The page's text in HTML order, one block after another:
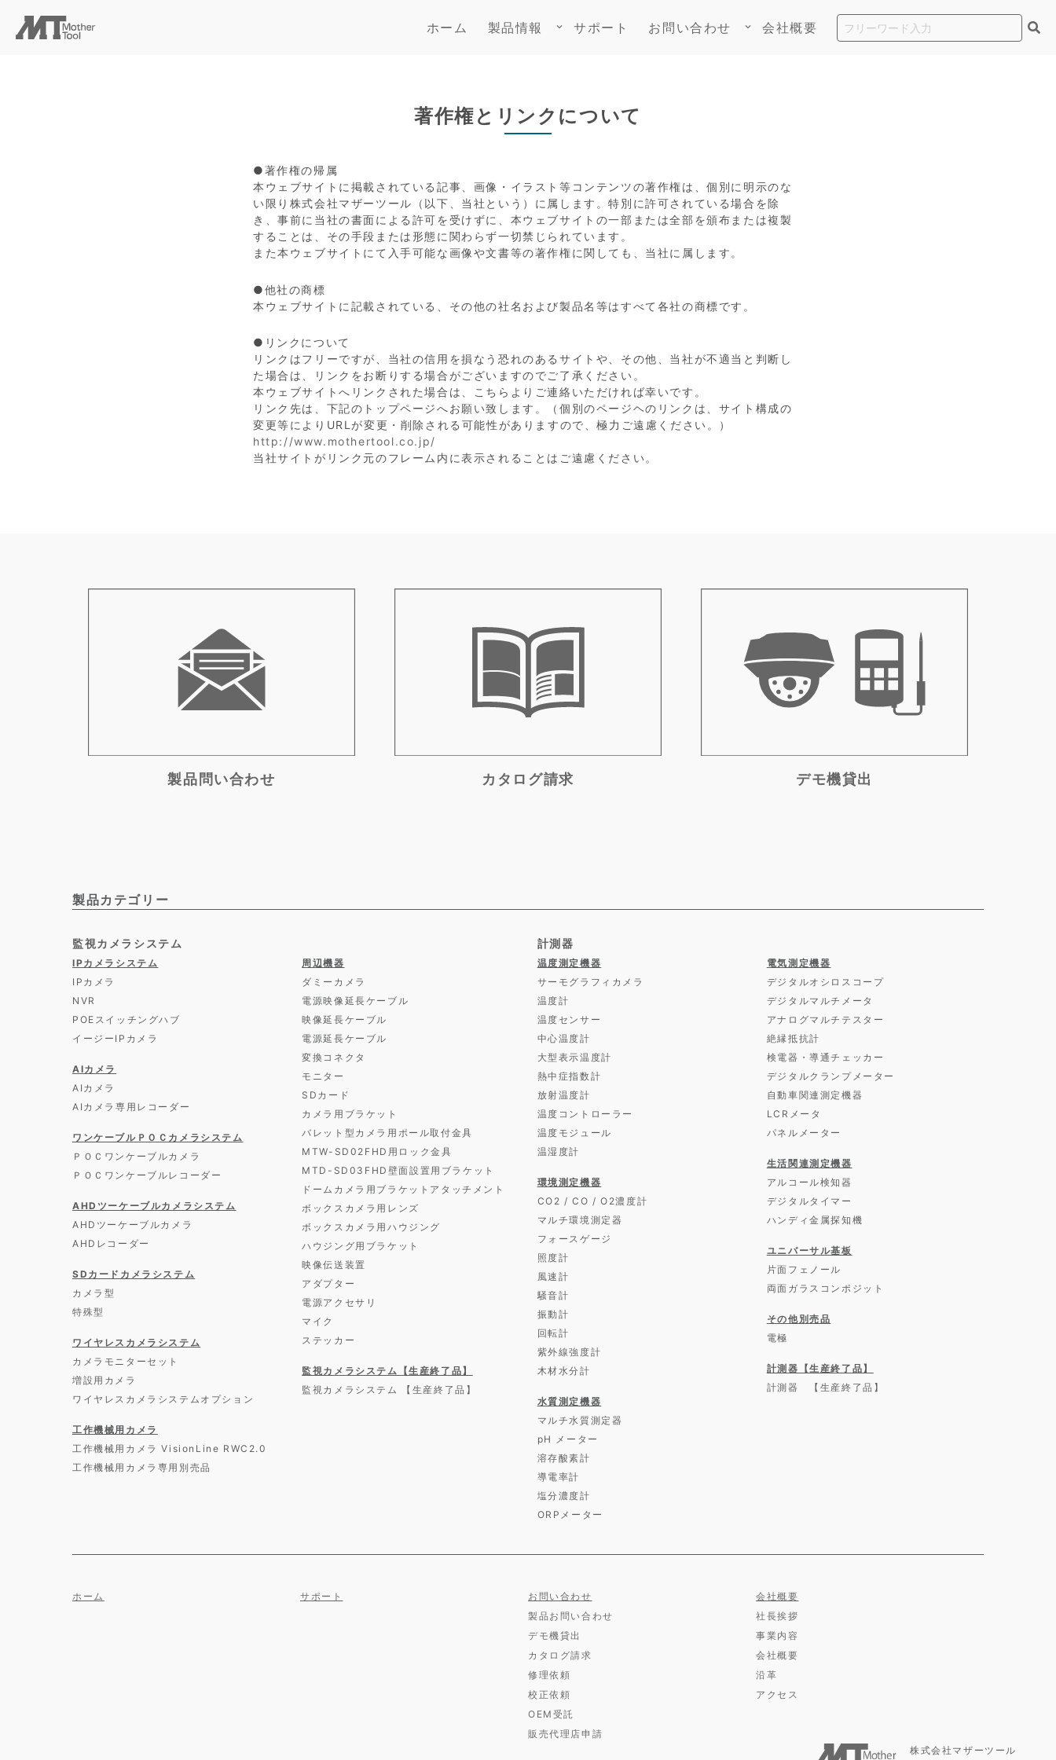
ホーム 製品情報 keyboard_arrow_down サポート お問い合わせ keyboard_arrow_down 会社概要
著作権とリンクについて
●著作権の帰属
本ウェブサイトに掲載されている記事、画像・イラスト等コンテンツの著作権は、個別に明示のな
い限り株式会社マザーツール（以下、当社という）に属します。特別に許可されている場合を除
き、事前に当社の書面による許可を受けずに、本ウェブサイトの一部または全部を頒布または複製
することは、その手段または形態に関わらず一切禁じられています。
また本ウェブサイトにて入手可能な画像や文書等の著作権に関しても、当社に属します。
●他社の商標
本ウェブサイトに記載されている、その他の社名および製品名等はすべて各社の商標です。
●リンクについて
リンクはフリーですが、当社の信用を損なう恐れのあるサイトや、その他、当社が不適当と判断し
た場合は、リンクをお断りする場合がございますのでご了承ください。
本ウェブサイトへリンクされた場合は、こちらよりご連絡いただければ幸いです。
リンク先は、下記のトップページへお願い致します。（個別のページヘのリンクは、サイト構成の
変更等によりURLが変更・削除される可能性がありますので、極力ご遠慮ください。）
http://www.mothertool.co.jp/
当社サイトがリンク元のフレーム内に表示されることはご遠慮ください。
製品問い合わせ カタログ請求 デモ機貸出
製品カテゴリー
監視カメラシステム
IPカメラシステム
IPカメラ
NVR
POEスイッチングハブ
イージーIPカメラ
AIカメラ
AIカメラ
AIカメラ専用レコーダー
ワンケーブルＰＯＣカメラシステム
ＰＯＣワンケーブルカメラ
ＰＯＣワンケーブルレコーダー
AHDツーケーブルカメラシステム
AHDツーケーブルカメラ
AHDレコーダー
SDカードカメラシステム
カメラ型
特殊型
ワイヤレスカメラシステム
カメラモニターセット
増設用カメラ
ワイヤレスカメラシステムオプション
工作機械用カメラ
工作機械用カメラ VisionLine RWC2.0
工作機械用カメラ専用別売品
周辺機器
ダミーカメラ
電源映像延長ケーブル
映像延長ケーブル
電源延長ケーブル
変換コネクタ
モニター
SDカード
カメラ用ブラケット
バレット型カメラ用ポール取付金具
MTW-SD02FHD用ロック金具
MTD-SD03FHD壁面設置用ブラケット
ドームカメラ用ブラケットアタッチメント
ボックスカメラ用レンズ
ボックスカメラ用ハウジング
ハウジング用ブラケット
映像伝送装置
アダプター
電源アクセサリ
マイク
ステッカー
監視カメラシステム【生産終了品】
監視カメラシステム 【生産終了品】
計測器
温度測定機器
サーモグラフィカメラ
温度計
温度センサー
中心温度計
大型表示温度計
熱中症指数計
放射温度計
温度コントローラー
温度モジュール
温湿度計
環境測定機器
CO2 / CO / O2濃度計
マルチ環境測定器
フォースゲージ
照度計
風速計
騒音計
振動計
回転計
紫外線強度計
木材水分計
水質測定機器
マルチ水質測定器
pH メーター
溶存酸素計
導電率計
塩分濃度計
ORPメーター
電気測定機器
デジタルオシロスコープ
デジタルマルチメータ
アナログマルチテスター
絶縁抵抗計
検電器・導通チェッカー
デジタルクランプメーター
自動車関連測定機器
LCRメータ
パネルメーター
生活関連測定機器
アルコール検知器
デジタルタイマー
ハンディ金属探知機
ユニバーサル基板
片面フェノール
両面ガラスコンポジット
その他別売品
電極
計測器【生産終了品】
計測器 【生産終了品】
ホーム サポート
お問い合わせ
製品お問い合わせ
デモ機貸出
カタログ請求
修理依頼
校正依頼
OEM受託
販売代理店申請
会社概要
社長挨拶
事業内容
会社概要
沿革
アクセス
株式会社マザーツール